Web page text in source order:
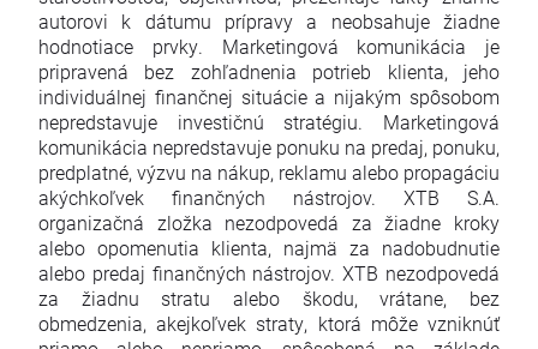
autorovi k dátumu prípravy a neobsahuje žiadne
hodnotiace prvky. Marketingová komunikácia je
pripravená bez zohľadnenia potrieb klienta, jeho
individuálnej finančnej situácie a nijakým spôsobom
nepredstavuje investičnú stratégiu. Marketingová
komunikácia nepredstavuje ponuku na predaj, ponuku,
predplatné, výzvu na nákup, reklamu alebo propagáciu
akýchkoľvek finančných nástrojov. XTB S.A.
organizačná zložka nezodpovedá za žiadne kroky
alebo opomenutia klienta, najmä za nadobudnutie
alebo predaj finančných nástrojov. XTB nezodpovedá
za žiadnu stratu alebo škodu, vrátane, bez
obmedzenia, akejkoľvek straty, ktorá môže vzniknúť